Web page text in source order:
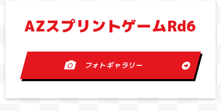
AZスプリントゲームRd6
フォトギャラリー